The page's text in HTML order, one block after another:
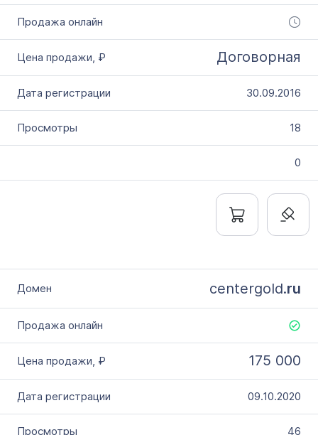
Договорная
30.09.2016
18
0
centergold.ru
175 000
09.10.2020
46